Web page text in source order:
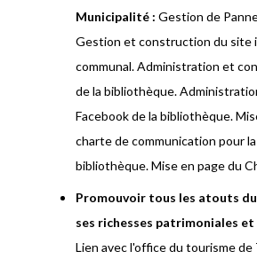
Municipalité : Gestion de
Gestion et construction du site
communal. Administration et
de la bibliothèque.
Facebook de la bibliothèque.
charte de communication pour la
bibliothèque. Mise en page du
Promouvoir tous les atouts
ses richesses patrimoniales
Lien avec l'office du tourisme